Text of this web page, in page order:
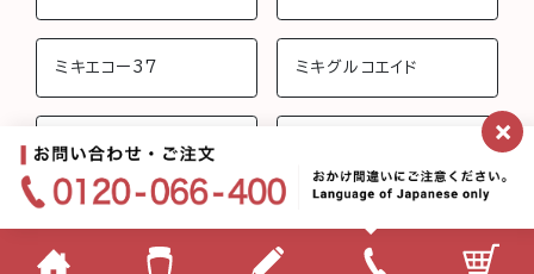
ミキエコー37 ミキグルコエイド
ミキさんちのおしゃべり ×